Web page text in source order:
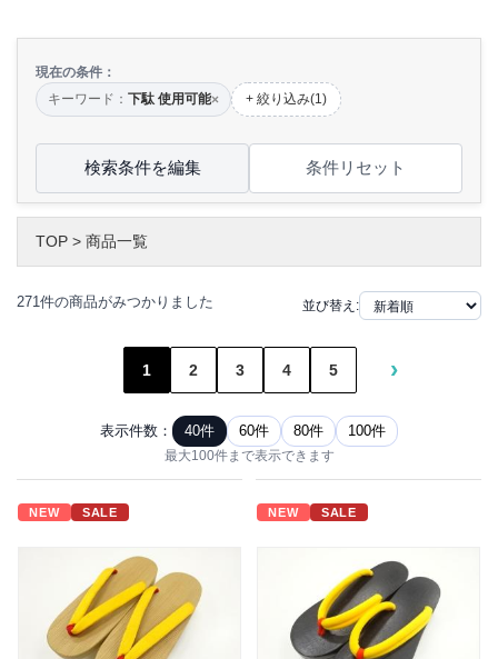
現在の条件：
キーワード： 下駄 使用可能× + 絞り込み(1)
検索条件を編集 条件リセット
TOP > 商品一覧
271件の商品がみつかりました 並び替え:
1 2 3 4 5 ›
表示件数： 40件 60件 80件 100件
最大100件まで表示できます
NEW SALE NEW SALE